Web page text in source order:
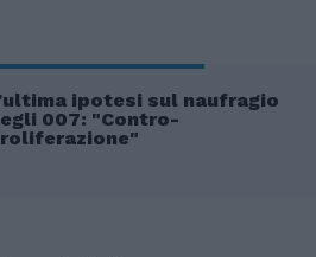
ipotesi sul naufragio
007: "Contro-